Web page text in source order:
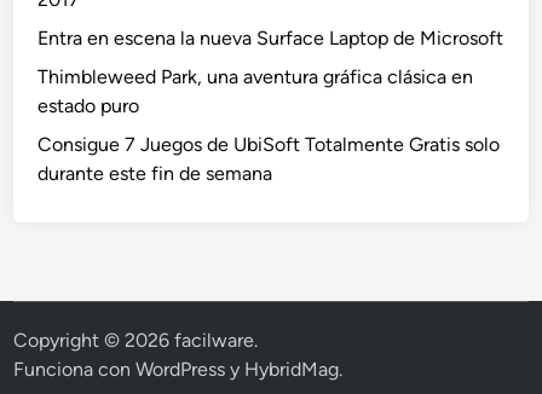
Entra en escena la nueva Surface Laptop de Microsoft
Thimbleweed Park, una aventura gráfica clásica en
estado puro
Consigue 7 Juegos de UbiSoft Totalmente Gratis solo
durante este fin de semana
Copyright © 2026facilware.
Funciona conWordPress y HybridMag.